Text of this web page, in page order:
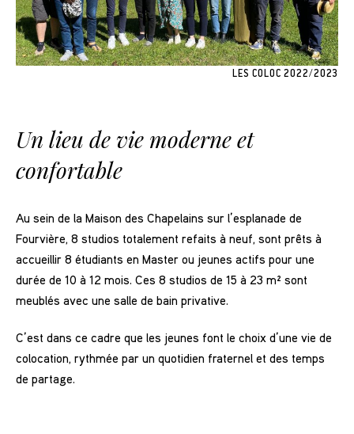
LES COLOC 2022/2023
Un lieu de vie moderne et
confortable
Au sein de la Maison des Chapelains sur l’esplanade de
Fourvière, 8 studios totalement refaits à neuf, sont prêts à
accueillir 8 étudiants en Master ou jeunes actifs pour une
durée de 10 à 12 mois. Ces 8 studios de 15 à 23 m² sont
meublés avec une salle de bain privative.
C’est dans ce cadre que les jeunes font le choix d’une vie de
colocation, rythmée par un quotidien fraternel et des temps
de partage.